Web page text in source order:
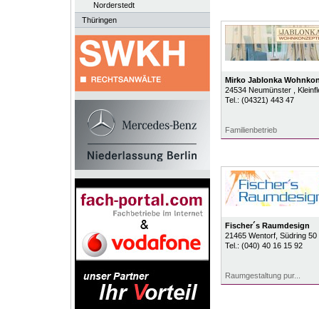
Norderstedt
Thüringen
Mirko Jablonka
24534 Neumünster
,
Tel.: (04321) 443 47
Familienbetrieb
Fischer´s Raumdesign
21465 Wentorf, Südring 50
Tel.: (040) 40 16 15 92
Raumgestaltung pur...